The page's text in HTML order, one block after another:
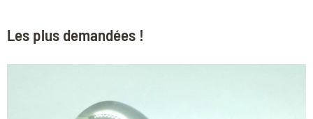
Les plus demandées !